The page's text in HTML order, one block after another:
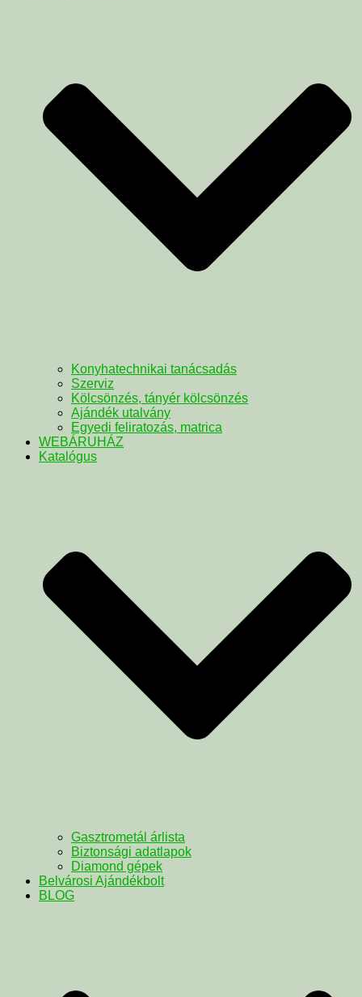
Konyhatechnikai tanácsadás
Szerviz
Kölcsönzés, tányér kölcsönzés
Ajándék utalvány
Egyedi feliratozás, matrica
WEBÁRUHÁZ
Katalógus
Gasztrometál árlista
Biztonsági adatlapok
Diamond gépek
Belvárosi Ajándékbolt
BLOG